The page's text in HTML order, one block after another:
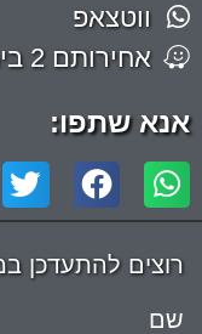
ווטצאפ
אחירותם 2 בית אריה
אנא שתפו:
רוצים להתעדכן
שם